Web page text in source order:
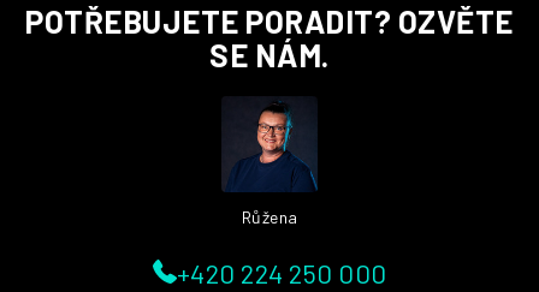
POTŘEBUJETE PORADIT? OZVĚTE
SE NÁM.
Růžena
+420 224 250 000